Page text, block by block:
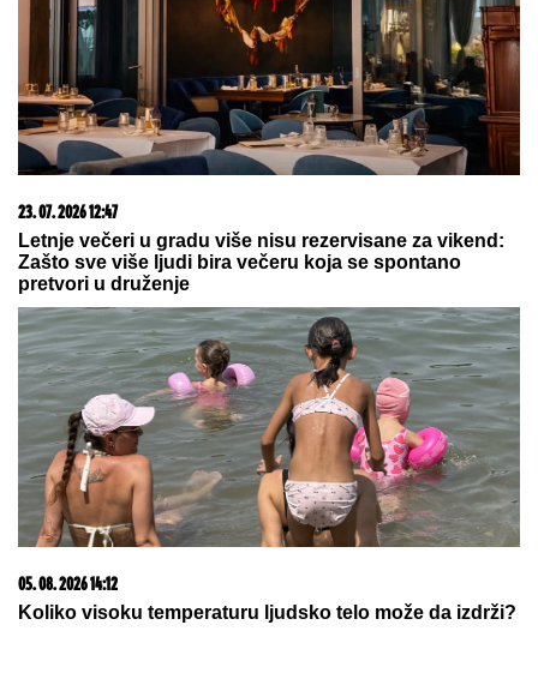
by Aklamator
03. 08. 2026 13:23
Hibrid broj 1 koji osvaja Evropu, sada po specijalnoj
akcijskoj ceni od 19.990€ do 31.8.